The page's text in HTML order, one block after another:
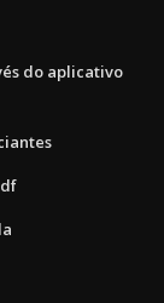
do aplicativo